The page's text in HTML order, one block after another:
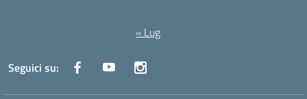
« Lug
Seguici su: